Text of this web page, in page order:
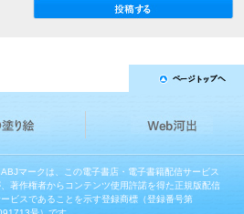
ABJマークは、この電子書店・電子書籍配信サービス
著作権者からコンテンツ使用許諾を得た正規版配信
ビスであることを示す登録商標（登録番号第